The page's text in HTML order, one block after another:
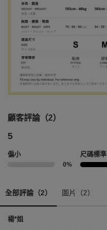
顧客評論（2）
5
偏小
0%
尺碼標準
全部評論（2） 圖片（2）
楊*姐